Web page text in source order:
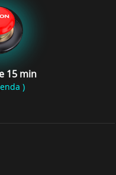
15 min
)